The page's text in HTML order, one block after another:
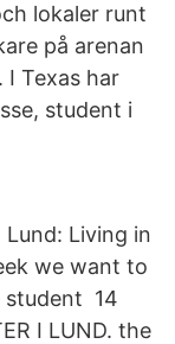
lokaler runt
på arenan
I Texas har
student i
Living in
we want to
student 14
I LUND. the